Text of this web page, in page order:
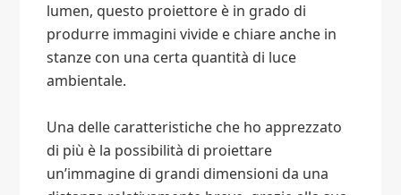
lumen, questo proiettore è in grado di
produrre immagini vivide e chiare anche in
stanze con una certa quantità di luce
ambientale.
Una delle caratteristiche che ho apprezzato
di più è la possibilità di proiettare
un’immagine di grandi dimensioni da una